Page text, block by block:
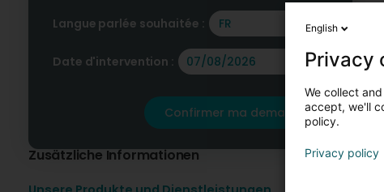
Langue parlée souhaitée : FR
Date d'intervention :
Confirmer ma demande
Zusätzliche Informationen
English
Privacy
We collect
accept, we'll
policy.
Privacy policy